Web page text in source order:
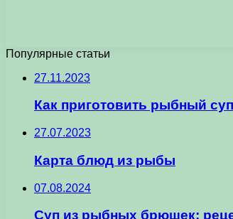
Популярные статьи
27.11.2023
Как приготовить рыбный
27.07.2023
Карта блюд из рыбы
07.08.2024
Суп из рыбных брюшек: